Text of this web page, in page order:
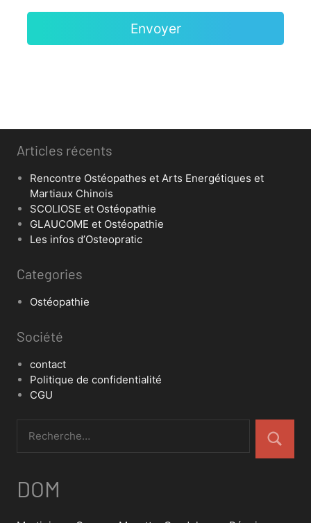
Articles récents
Rencontre Ostéopathes et Arts Energétiques et
Martiaux Chinois
SCOLIOSE et Ostéopathie
GLAUCOME et Ostéopathie
Les infos d’Osteopratic
Categories
Ostéopathie
Société
contact
Politique de confidentialité
CGU
DOM